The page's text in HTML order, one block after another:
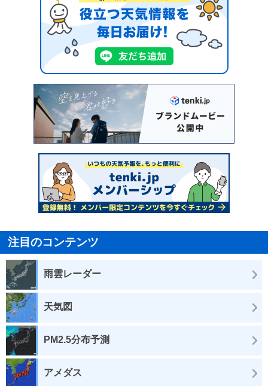
注目のコンテンツ
雨雲レーダー
天気図
PM2.5分布予測
アメダス